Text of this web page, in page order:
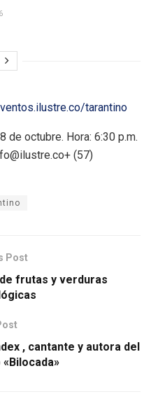
tarantino
de octubre. Hora: 6:30 p.m.
(57)
Post
frutas y verduras
, cantante y autora del